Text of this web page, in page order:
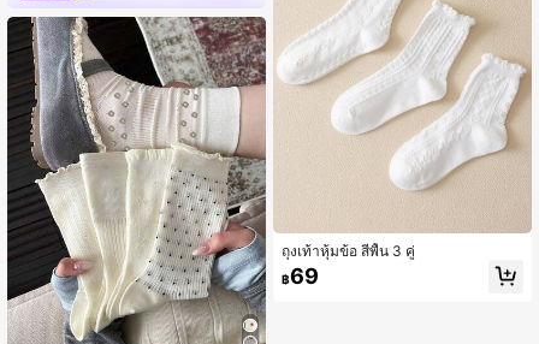
ถุงเท้าหุ้มข้อ สีพื้น 3 คู่
฿69